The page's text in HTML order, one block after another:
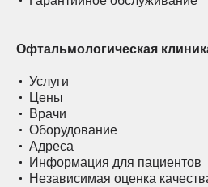
Офтальмологическая
Услуги
Цены
Врачи
Оборудование
Адреса
Информация для пациентов
Независимая оценка